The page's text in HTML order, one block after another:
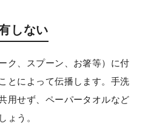
しない
ク、スプーン、お箸等）に付
とによって伝播します。手洗
用せず、ペーパータオルなど
ょう。